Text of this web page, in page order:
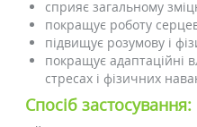
сприяє загальному
покращує роботу
підвищує розумову і
покращує адаптаційні
стресах і фізичних
Спосіб застосування: